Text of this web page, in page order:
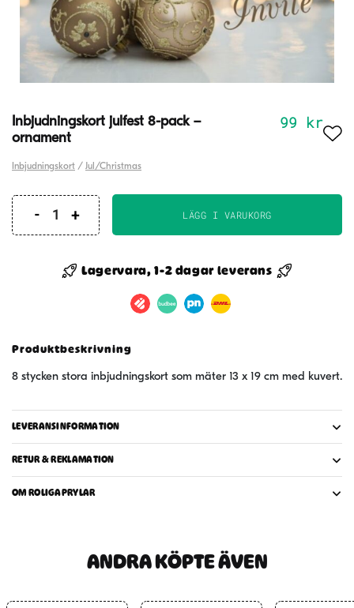
Inbjudningskort julfest 8-pack –
ornament
99 kr
Inbjudningskort / Jul/Christmas
Inbjudningskort
pack
LÄGG I VARUKORG
Lagervara, 1-2 dagar leverans
Produktbeskrivning
8 stycken stora inbjudningskort som mäter 13 x 19 cm med kuvert.
LEVERANSINFORMATION
RETUR & REKLAMATION
OM ROLIGAPRYLAR
ANDRA KÖPTE ÄVEN